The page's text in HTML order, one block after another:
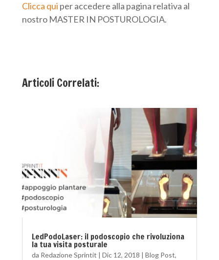
Clicca qui per accedere alla pagina relativa al
nostro MASTER IN POSTUROLOGIA.
Articoli Correlati:
LedPodoLaser: il podoscopio che rivoluziona
la tua visita posturale
da Redazione Sprintit | Dic 12, 2018 | Blog Post,